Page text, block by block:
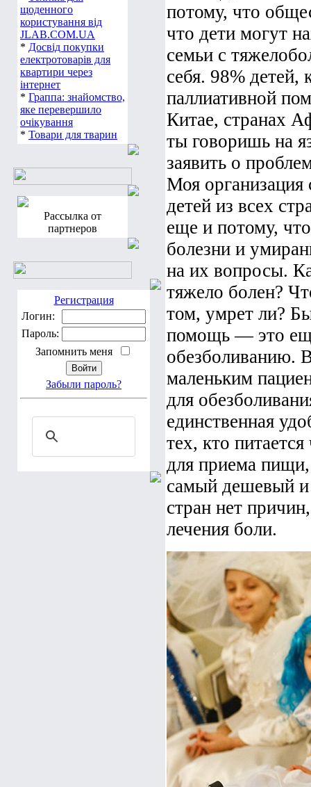
щоденного
користування від
JLAB.COM.UA
* Досвід покупки
електротоварів для
квартири через
інтернет
* Граппа: знайомство,
яке перевершило
очікування
* Товари для тварин
Рассылка от
партнеров
Регистрация
Логин:
Пароль:
Запомнить меня
Забыли пароль?
потому, что
что дети могут
семьи с
себя. 98% детей,
паллиативной
Китае, странах
ты говоришь на
заявить о
Моя организация
детей из всех
еще и потому,
болезни и
на их вопросы.
тяжело болен?
том, умрет ли?
помощь — это
обезболиванию.
маленьким
для
единственная
тех, кто
для приема
самый дешевый и
стран нет
лечения боли.